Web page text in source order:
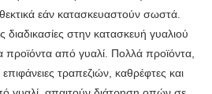
εάν κατασκευαστούν σωστά.
διαδικασίες στην κατασκευή γυαλιού
προϊόντα από γυαλί. Πολλά προϊόντα,
τραπεζιών, καθρέφτες και